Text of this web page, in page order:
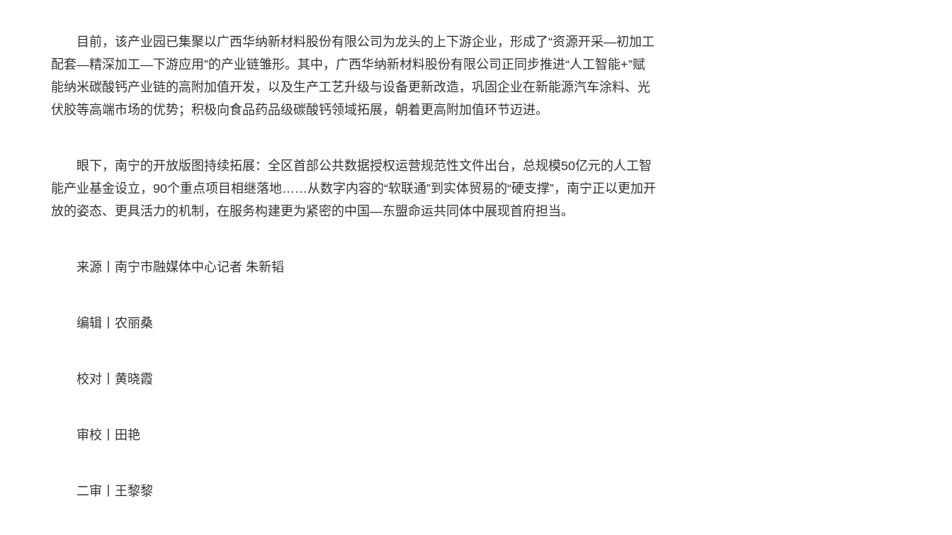
目前，该产业园已集聚以广西华纳新材料股份有限公司为龙头的上下游企业，形成了“资源开采—初加工
配套—精深加工—下游应用”的产业链雏形。其中，广西华纳新材料股份有限公司正同步推进“人工智能+”赋
能纳米碳酸钙产业链的高附加值开发，以及生产工艺升级与设备更新改造，巩固企业在新能源汽车涂料、光
伏胶等高端市场的优势；积极向食品药品级碳酸钙领域拓展，朝着更高附加值环节迈进。
眼下，南宁的开放版图持续拓展：全区首部公共数据授权运营规范性文件出台，总规模50亿元的人工智
能产业基金设立，90个重点项目相继落地……从数字内容的“软联通”到实体贸易的“硬支撑”，南宁正以更加开
放的姿态、更具活力的机制，在服务构建更为紧密的中国—东盟命运共同体中展现首府担当。
来源丨南宁市融媒体中心记者 朱新韬
编辑丨农丽桑
校对丨黄晓霞
审校丨田艳
二审丨王黎黎